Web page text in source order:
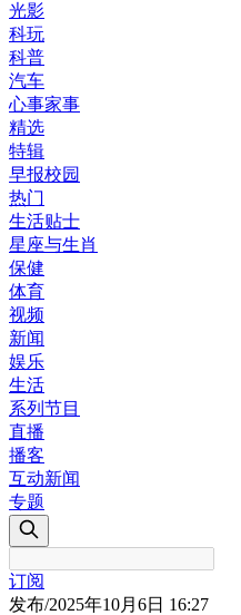
光影
科玩
科普
汽车
心事家事
精选
特辑
早报校园
热门
生活贴士
星座与生肖
保健
体育
视频
新闻
娱乐
生活
系列节目
直播
播客
互动新闻
专题
订阅
发布/2025年10月6日 16:27